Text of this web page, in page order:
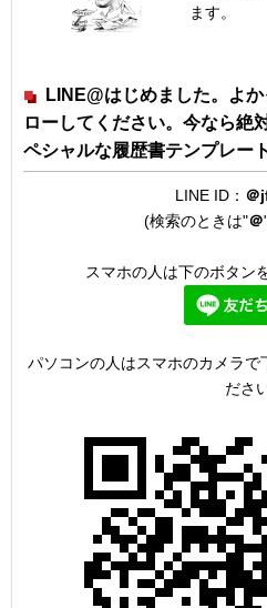
ます。
LINE@はじめました。よ
ローしてください。今なら絶
ペシャルな履歴書テンプレー
LINE ID： ＠
(検索のときは"＠
スマホの人は下のボタン
パソコンの人はスマホのカメラで
ださ